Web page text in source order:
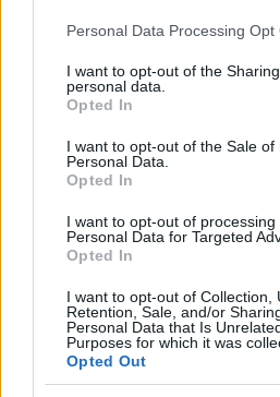
Personal Data Processing Opt
I want to opt-out of the
personal data.
Opted In
I want to opt-out of the Sale of
Personal Data.
Opted In
I want to opt-out of processing
Personal Data for Targeted
Opted In
I want to opt-out of Collection,
Retention, Sale, and/or
Personal Data that Is
Purposes for which it was
Opted Out
questo nel momento in cui
di investimenti per
marche cinesi.
Costruttori Europei di cui è
usato il suo consueto tono
“Sì, dobbiamo sopportare
ma possiamo anche
A suo avviso, le regole sono